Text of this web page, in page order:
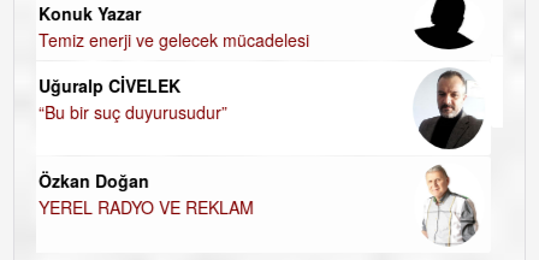
NASIL FAKİRLEŞTİK?
Harun KARA
ÖĞRETMENİM , HAKKINI NASIL ÖDERİM !
Uzman Klinik Psikolog Erkan EZERÇE
SEVGİ ASLA YETMEZ!